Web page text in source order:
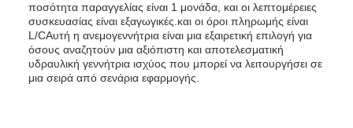
ποσότητα παραγγελίας είναι 1 μονάδα, και οι λεπτομέρειες
συσκευασίας είναι εξαγωγικές.και οι όροι πληρωμής είναι
L/CΑυτή η ανεμογεννήτρια είναι μια εξαιρετική επιλογή για
όσους αναζητούν μια αξιόπιστη και αποτελεσματική
υδραυλική γεννήτρια ισχύος που μπορεί να λειτουργήσει σε
μια σειρά από σενάρια εφαρμογής.